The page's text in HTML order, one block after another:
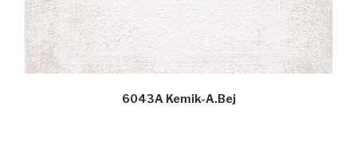
6043A Kemik-A.Bej